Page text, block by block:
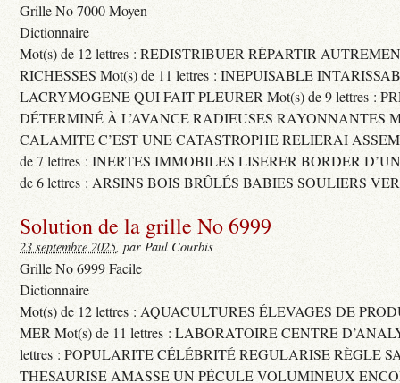
Grille No 7000 Moyen
Dictionnaire
Mot(s) de 12 lettres : REDISTRIBUER RÉPARTIR
RICHESSES Mot(s) de 11 lettres : INEPUISABLE
LACRYMOGENE QUI FAIT PLEURER Mot(s) de 9 lettres :
DÉTERMINÉ À L’AVANCE RADIEUSES RAYONNANTES
CALAMITE C’EST UNE CATASTROPHE RELIERAI
de 7 lettres : INERTES IMMOBILES LISERER BORDER
de 6 lettres : ARSINS BOIS BRÛLÉS BABIES SOULIERS
Solution de la grille No 6999
23 septembre 2025, par Paul Courbis
Grille No 6999 Facile
Dictionnaire
Mot(s) de 12 lettres : AQUACULTURES ÉLEVAGES DE
MER Mot(s) de 11 lettres : LABORATOIRE CENTRE
lettres : POPULARITE CÉLÉBRITÉ REGULARISE RÈGLE
THESAURISE AMASSE UN PÉCULE VOLUMINEUX